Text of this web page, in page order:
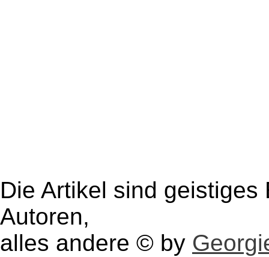
Die Artikel sind
Autoren,
alles andere © by